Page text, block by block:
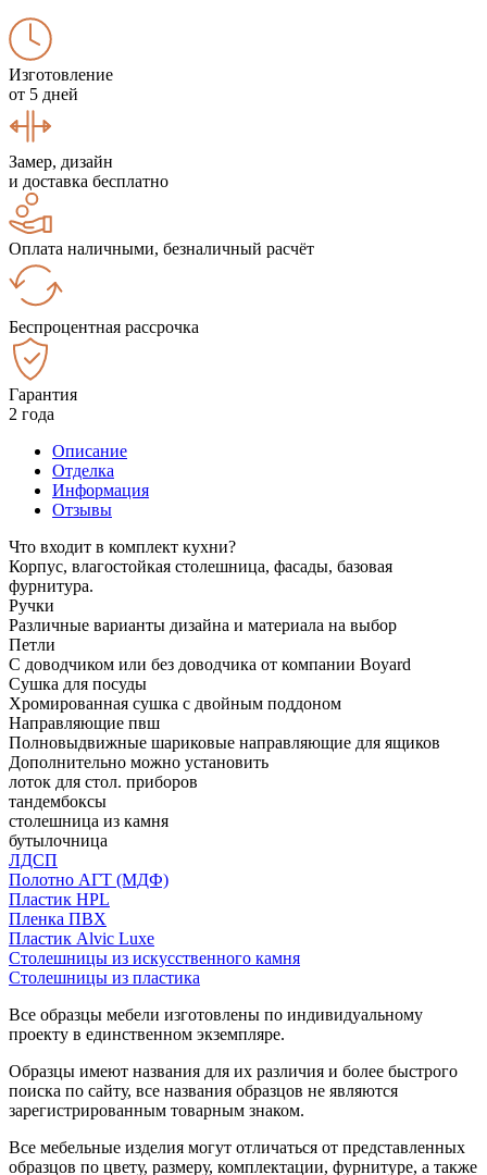
Изготовление
от 5 дней
Замер, дизайн
и доставка бесплатно
Оплата наличными, безналичный расчёт
Беспроцентная рассрочка
Гарантия
2 года
Описание
Отделка
Информация
Отзывы
Что входит в комплект кухни?
Корпус, влагостойкая столешница, фасады, базовая
фурнитура.
Ручки
Различные варианты дизайна и материала на выбор
Петли
С доводчиком или без доводчика от компании Boyard
Сушка для посуды
Хромированная сушка с двойным поддоном
Направляющие пвш
Полновыдвижные шариковые направляющие для ящиков
Дополнительно можно установить
лоток для стол. приборов
тандембоксы
столешница из камня
бутылочница
ЛДСП
Полотно АГТ (МДФ)
Пластик HPL
Пленка ПВХ
Пластик Alvic Luxe
Столешницы из искусственного камня
Столешницы из пластика
Все образцы мебели изготовлены по индивидуальному
проекту в единственном экземпляре.
Образцы имеют названия для их различия и более быстрого
поиска по сайту, все названия образцов не являются
зарегистрированным товарным знаком.
Все мебельные изделия могут отличаться от представленных
образцов по цвету, размеру, комплектации, фурнитуре, а также